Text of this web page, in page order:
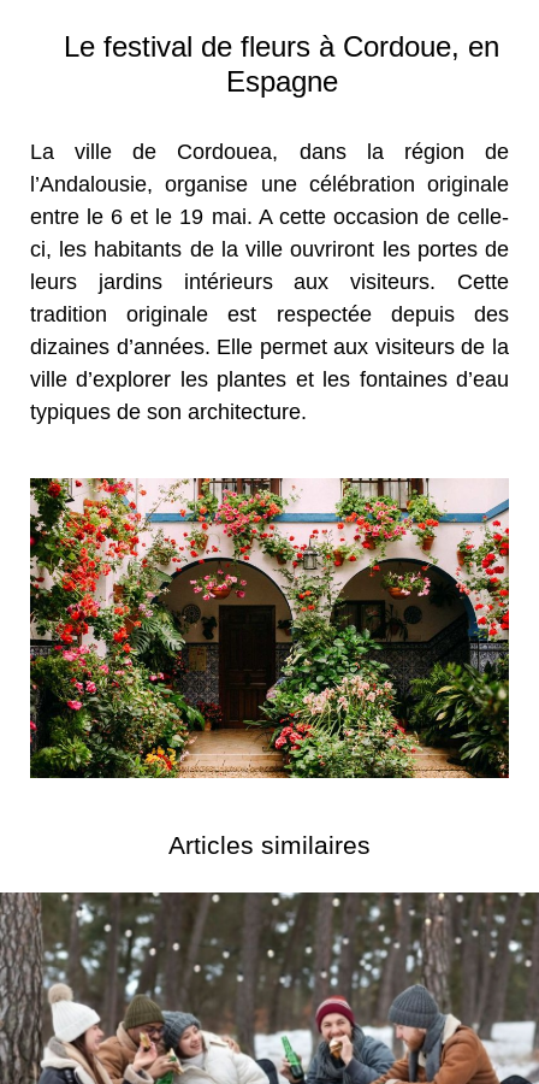
Le festival de fleurs à Cordoue, en
Espagne
La ville de Cordouea, dans la région de
l’Andalousie, organise une célébration originale
entre le 6 et le 19 mai. A cette occasion de celle-
ci, les habitants de la ville ouvriront les portes de
leurs jardins intérieurs aux visiteurs. Cette
tradition originale est respectée depuis des
dizaines d’années. Elle permet aux visiteurs de la
ville d’explorer les plantes et les fontaines d’eau
typiques de son architecture.
Articles similaires